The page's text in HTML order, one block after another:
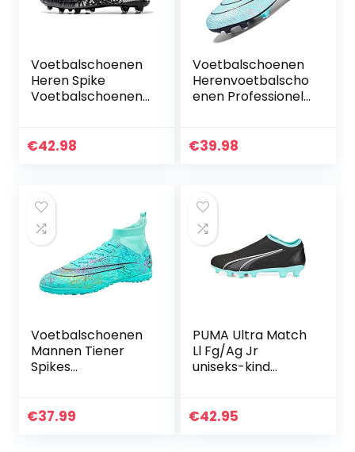
Voetbalschoenen
Heren Spike
Voetbalschoenen
Voetbalwedstrijd
Training Sneakers
€42.98
Voetbalschoenen
Herenvoetbalscho
enen Professionele
trijdschoenen
€39.98
Voetbalschoenen
Mannen Tiener
Spikes
Voetbalschoenen
€37.99
PUMA Ultra Match
Ll Fg/Ag Jr
uniseks-kind
€42.95